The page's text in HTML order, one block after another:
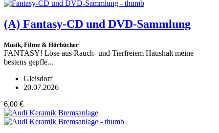
(A) Fantasy-CD und DVD-Sammlung
Musik, Filme & Hörbücher
FANTASY! Löse aus Rauch- und Tierfreiem Haushalt meine
bestens gepfle...
Gleisdorf
20.07.2026
6,00 €